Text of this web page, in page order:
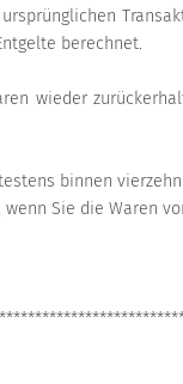
berechnet.
wieder
binnen
Sie die Waren